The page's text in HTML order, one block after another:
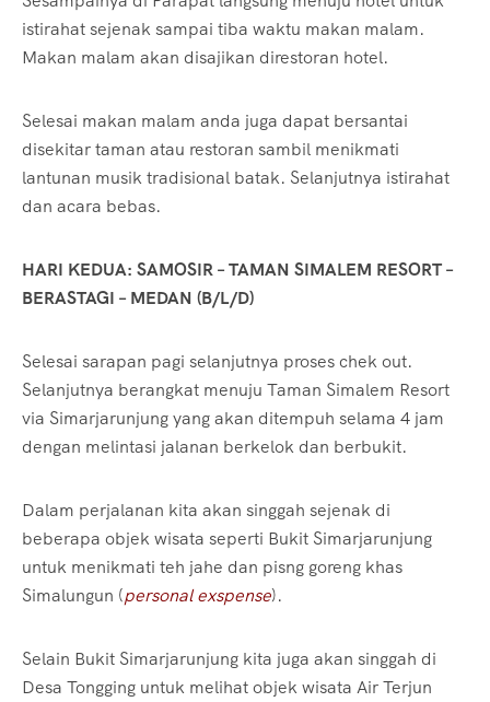
istirahat sejenak sampai tiba waktu makan malam.
Makan malam akan disajikan direstoran hotel.
Selesai makan malam anda juga dapat bersantai
disekitar taman atau restoran sambil menikmati
lantunan musik tradisional batak. Selanjutnya istirahat
dan acara bebas.
HARI KEDUA: SAMOSIR – TAMAN SIMALEM RESORT –
BERASTAGI – MEDAN (B/L/D)
Selesai sarapan pagi selanjutnya proses chek out.
Selanjutnya berangkat menuju Taman Simalem Resort
via Simarjarunjung yang akan ditempuh selama 4 jam
dengan melintasi jalanan berkelok dan berbukit.
Dalam perjalanan kita akan singgah sejenak di
beberapa objek wisata seperti Bukit Simarjarunjung
untuk menikmati teh jahe dan pisng goreng khas
Simalungun (personal exspense).
Selain Bukit Simarjarunjung kita juga akan singgah di
Desa Tongging untuk melihat objek wisata Air Terjun